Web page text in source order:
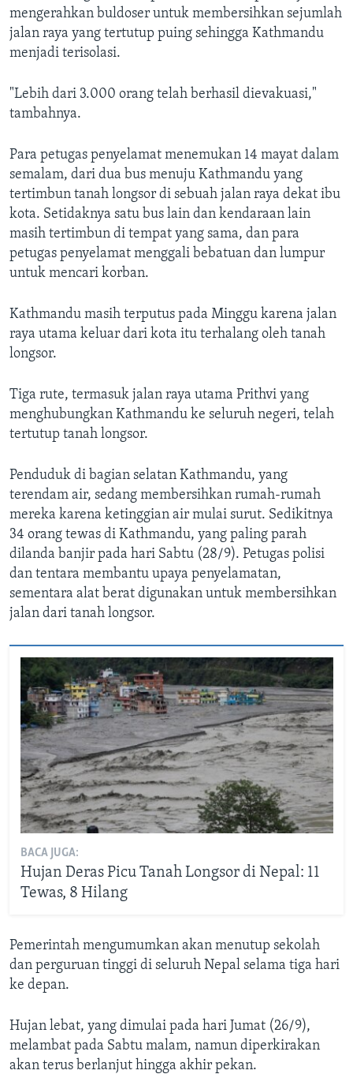
mengerahkan buldoser untuk membersihkan sejumlah
jalan raya yang tertutup puing sehingga Kathmandu
menjadi terisolasi.
"Lebih dari 3.000 orang telah berhasil dievakuasi,"
tambahnya.
Para petugas penyelamat menemukan 14 mayat dalam
semalam, dari dua bus menuju Kathmandu yang
tertimbun tanah longsor di sebuah jalan raya dekat ibu
kota. Setidaknya satu bus lain dan kendaraan lain
masih tertimbun di tempat yang sama, dan para
petugas penyelamat menggali bebatuan dan lumpur
untuk mencari korban.
Kathmandu masih terputus pada Minggu karena jalan
raya utama keluar dari kota itu terhalang oleh tanah
longsor.
Tiga rute, termasuk jalan raya utama Prithvi yang
menghubungkan Kathmandu ke seluruh negeri, telah
tertutup tanah longsor.
Penduduk di bagian selatan Kathmandu, yang
terendam air, sedang membersihkan rumah-rumah
mereka karena ketinggian air mulai surut. Sedikitnya
34 orang tewas di Kathmandu, yang paling parah
dilanda banjir pada hari Sabtu (28/9). Petugas polisi
dan tentara membantu upaya penyelamatan,
sementara alat berat digunakan untuk membersihkan
jalan dari tanah longsor.
BACA JUGA:
Hujan Deras Picu Tanah Longsor di Nepal: 11
Tewas, 8 Hilang
Pemerintah mengumumkan akan menutup sekolah
dan perguruan tinggi di seluruh Nepal selama tiga hari
ke depan.
Hujan lebat, yang dimulai pada hari Jumat (26/9),
melambat pada Sabtu malam, namun diperkirakan
akan terus berlanjut hingga akhir pekan.